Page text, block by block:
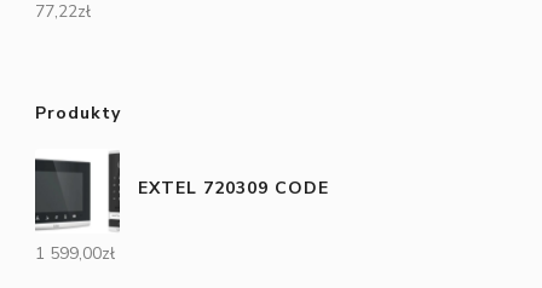
77,22zł
Produkty
EXTEL 720309 CODE
1 599,00zł